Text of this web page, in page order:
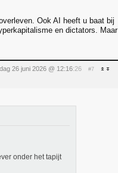
Ook AI heeft u baat bij
en dictators. Maar
26 juni 2026 @ 12:16:26 #7
onder het tapijt